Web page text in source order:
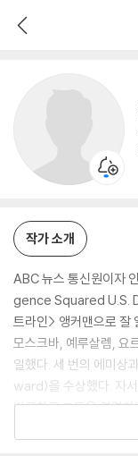
인
작가 소개
ABC 뉴스 통신원이자
gence Squared U.S.
트라인> 앵커맨으로 잘
모스크바, 예루살렘, 요
일했다. 세 번의 에미
ward)을 수상했다. 자
발굴하고 그들을 연결
District)에서 라이브